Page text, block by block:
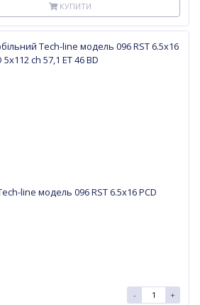
КУПИТИ
line модель 096 RST 6.5х16 PCD
- +